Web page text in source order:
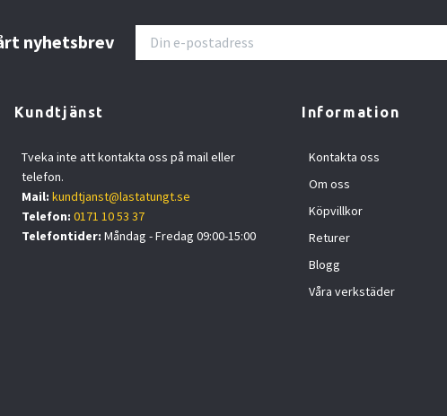
nyhetsbrev
Kundtjänst
Tveka inte att kontakta oss på mail eller
telefon.
Mail: kundtjanst@lastatungt.se
Telefon: 0171 10 53 37
Telefontider: Måndag - Fredag 09:00-15:00
Information
Kontakta oss
Om oss
Köpvillkor
Returer
Blogg
Våra verkstäder